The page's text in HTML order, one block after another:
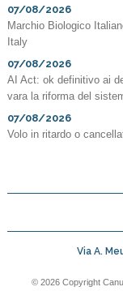
07/08/2026
Marchio Biologico
Italy
07/08/2026
AI Act: ok definitivo ai
vara la riforma del
07/08/2026
Volo in ritardo o
Via A.
© 2026 Copyright